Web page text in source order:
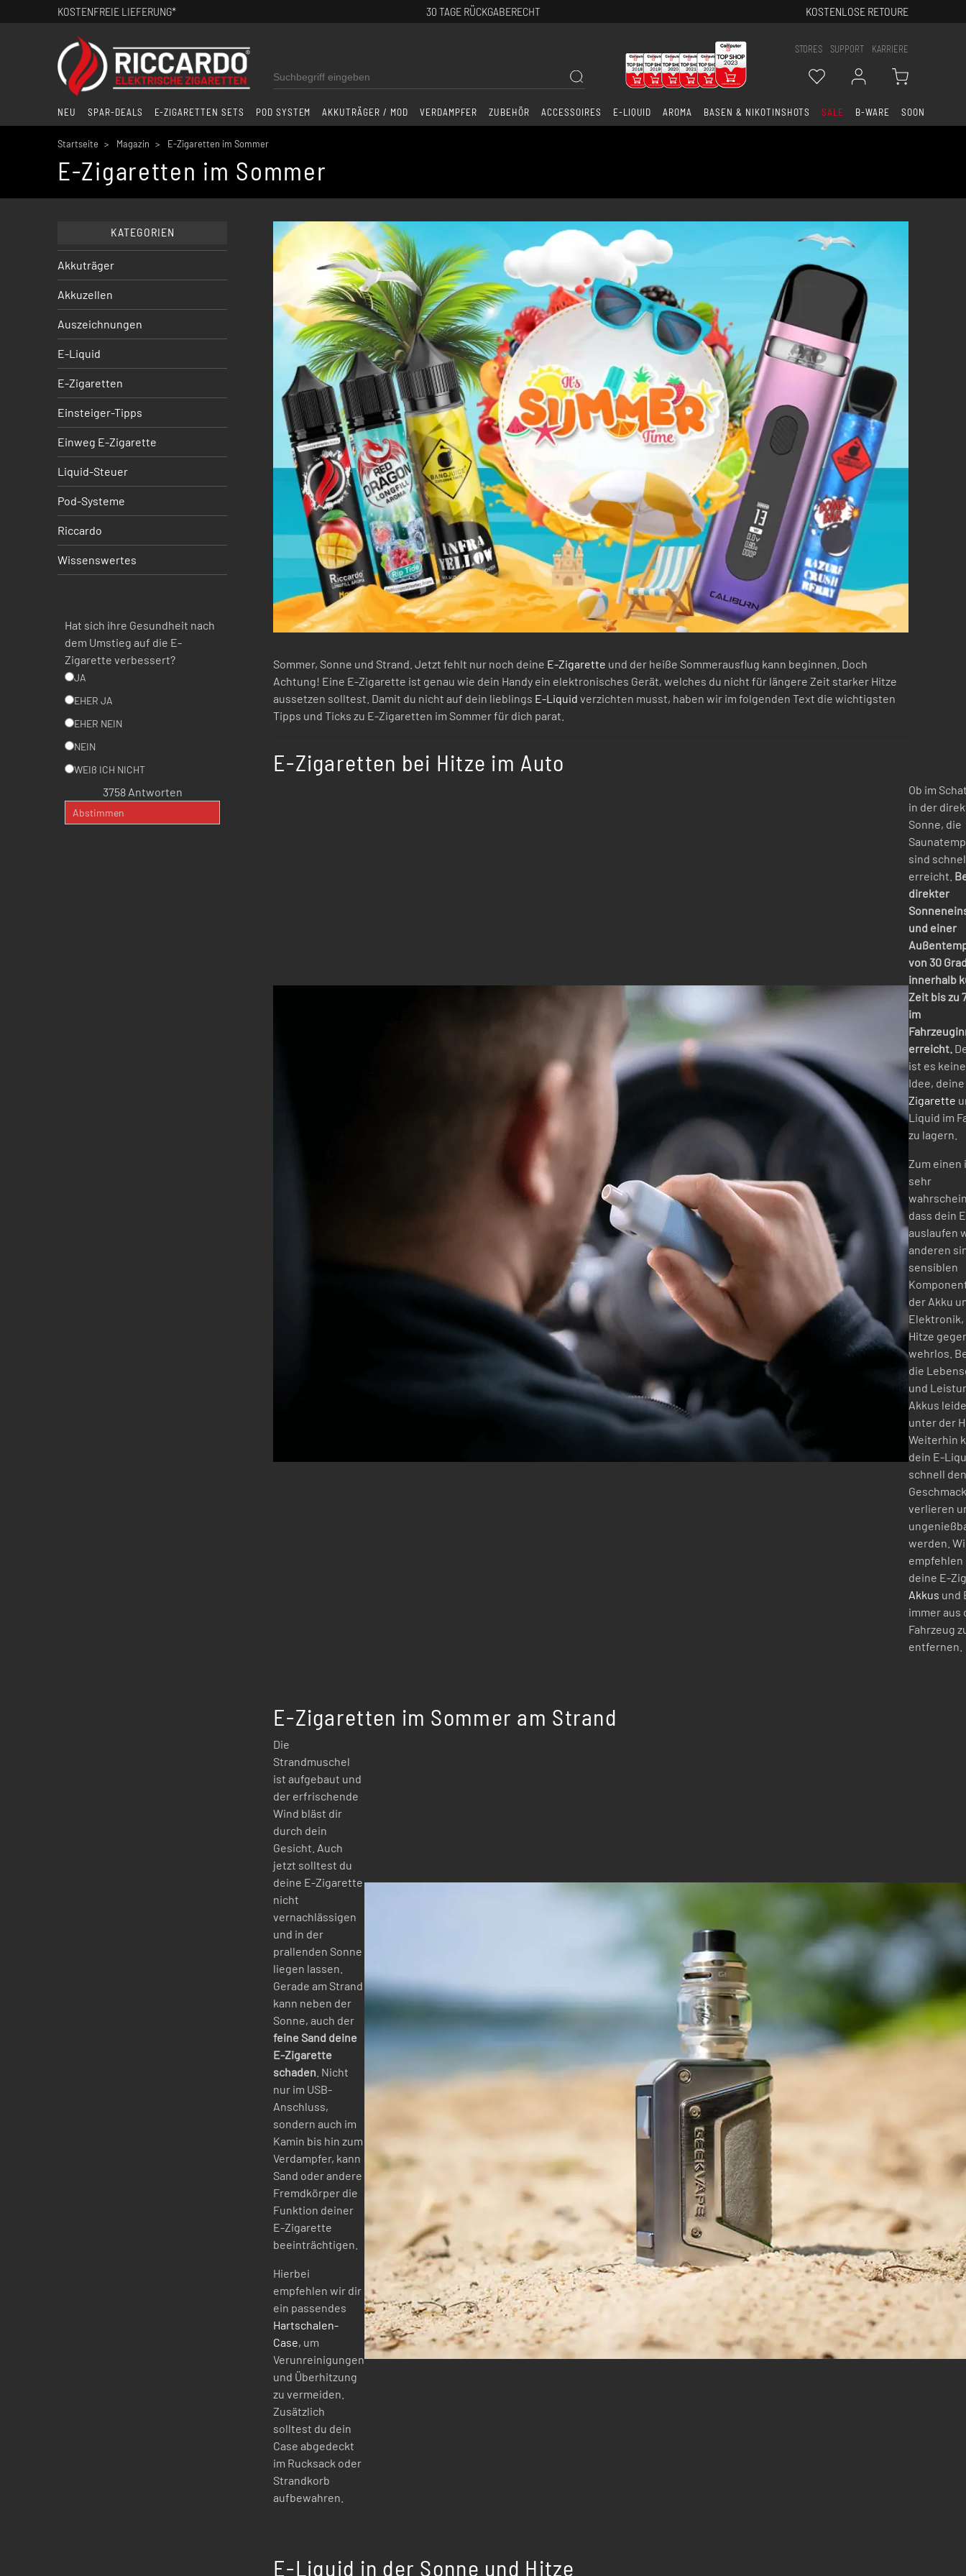
KOSTENFREIE LIEFERUNG* 30 TAGE RÜCKGABERECHT KOSTENLOSE RETOURE
STORES SUPPORT KARRIERE
NEU SPAR-DEALS E-ZIGARETTEN SETS POD SYSTEM AKKUTRÄGER / MOD VERDAMPFER ZUBEHÖR ACCESSOIRES E-LIQUID AROMA BASEN & NIKOTINSHOTS SALE B-WARE SOON
Startseite Magazin E-Zigaretten im Sommer
E-Zigaretten im Sommer
Sommer, Sonne und Strand. Jetzt fehlt nur noch deine E-Zigarette und der heiße Sommerausflug kann beginnen. Doch
Achtung! Eine E-Zigarette ist genau wie dein Handy ein elektronisches Gerät, welches du nicht für längere Zeit starker Hitze
aussetzen solltest. Damit du nicht auf dein lieblings E-Liquid verzichten musst, haben wir im folgenden Text die wichtigsten
Tipps und Ticks zu E-Zigaretten im Sommer für dich parat.
E-Zigaretten bei Hitze im Auto
Ob im
in der
Sonne, die
sind
erreicht.
direkter
und einer
von 30
innerhalb
Zeit bis zu
im
erreicht.
ist es
Idee, deine
Zigarette
Liquid im
zu lagern.
Zum einen
sehr
dass dein
auslaufen
anderen
sensiblen
der Akku
Hitze
wehrlos.
die
und
Akkus
unter der
Weiterhin
dein E-
schnell den
Geschmack
verlieren
werden.
empfehlen
deine E-
Akkus und
immer aus
Fahrzeug
entfernen.
E-Zigaretten im Sommer am Strand
Die
Strandmuschel
ist aufgebaut und
der erfrischende
Wind bläst dir
durch dein
Gesicht. Auch
jetzt solltest du
deine E-Zigarette
nicht
vernachlässigen
und in der
prallenden Sonne
liegen lassen.
Gerade am Strand
kann neben der
Sonne, auch der
feine Sand deine
E-Zigarette
schaden . Nicht
nur im USB-
Anschluss,
sondern auch im
Kamin bis hin zum
Verdampfer, kann
Sand oder andere
Fremdkörper die
Funktion deiner
E-Zigarette
beeinträchtigen.
Hierbei
empfehlen wir dir
ein passendes
Hartschalen-
Case, um
Verunreinigungen
und Überhitzung
zu vermeiden.
Zusätzlich
solltest du dein
Case abgedeckt
im Rucksack oder
Strandkorb
aufbewahren.
E-Liquid in der Sonne und Hitze
KATEGORIEN
Akkuträger
Akkuzellen
Auszeichnungen
E-Liquid
E-Zigaretten
Einsteiger-Tipps
Einweg E-Zigarette
Liquid-Steuer
Pod-Systeme
Riccardo
Wissenswertes
Hat sich ihre Gesundheit nach
dem Umstieg auf die E-
Zigarette verbessert?
JA
EHER JA
EHER NEIN
NEIN
WEIß ICH NICHT
3758Antworten
Abstimmen